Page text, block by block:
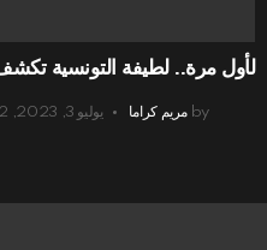
لأول مرة.. لطيفة التونسية
by مريم كراما يوليو 3, 2023, 5:32 م